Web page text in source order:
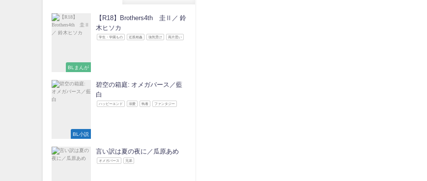
BLまんが
【R18】Brothers4th 圭Ⅱ／ 鈴
木ヒソカ
学生・学園もの 近親相姦 強気受け 両片思い
BL小説
碧空の箱庭: オメガバース／藍
白
ハッピーエンド 溺愛 執着 ファンタジー
言い訳は夏の夜に／瓜原あめ
オメガバース 兄弟